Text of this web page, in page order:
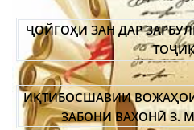
ЧЕХРАХОИ АСЛИИ
ТУРСУНЗОДА
ҶОЙГОҲИ ЗАН ДАР
ИҚТИБОСШАВИИ
ЗАБОНИ ВАХОНӢ З.